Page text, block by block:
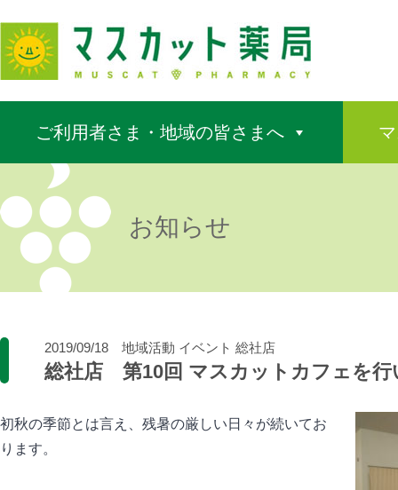
ご利用者さま・地域の皆さまへ
お知らせ
2019/09/18 地域活動 イベント 総社店
総社店 第10回 マスカットカフェを行
初秋の季節とは言え、残暑の厳しい日々が続いてお
ります。